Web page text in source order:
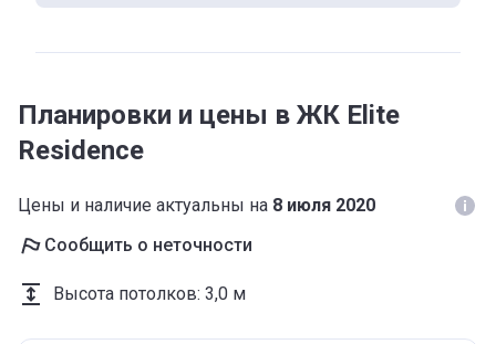
Планировки и цены в ЖК Elite
Residence
Цены и наличие актуальны на 8 июля 2020
Сообщить о неточности
Высота потолков: 3,0 м